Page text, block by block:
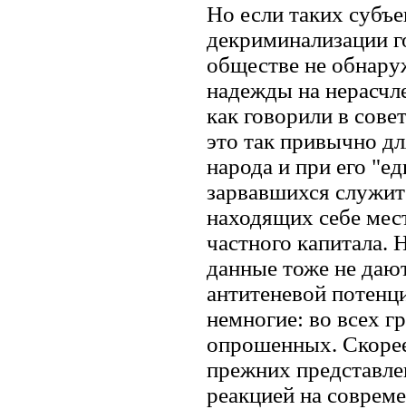
Но если таких
декриминализации
обществе не
надежды на
как говорили в
это так привычно
народа и при его
зарвавшихся
находящих себе
частного
данные тоже не
антитеневой
немногие: во всех
опрошенных.
прежних
реакцией на